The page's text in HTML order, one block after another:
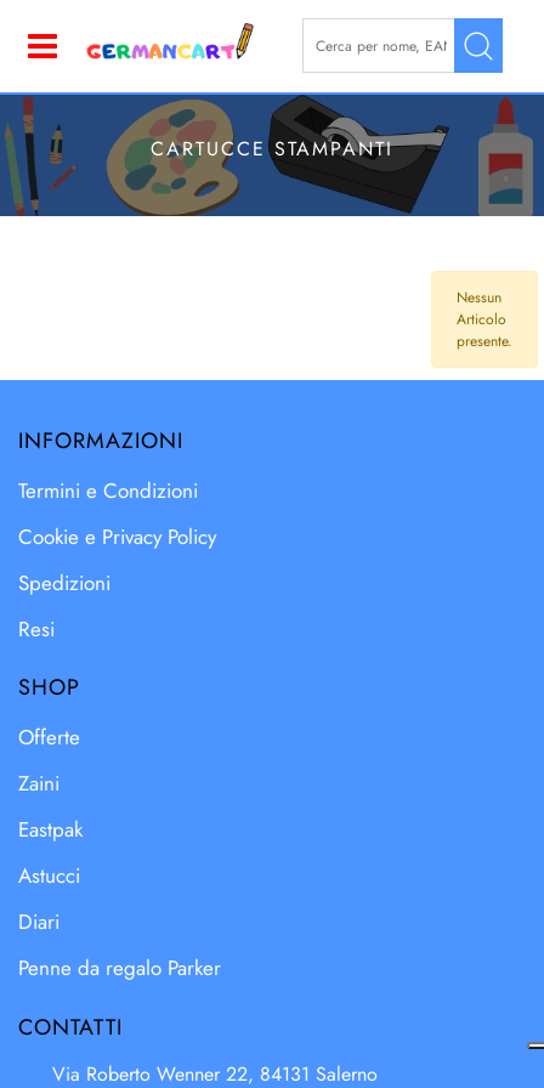
La modifica di un filtro
CARTUCCE STAMPANTI
Nessun
Articolo
presente.
INFORMAZIONI
Termini e Condizioni
Cookie e Privacy Policy
Spedizioni
Resi
SHOP
Offerte
Zaini
Eastpak
Astucci
Diari
Penne da regalo Parker
CONTATTI
Via Roberto Wenner 22, 84131 Salerno